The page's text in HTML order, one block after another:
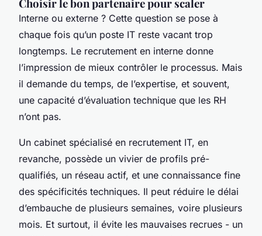
Choisir le bon partenaire pour scaler
Interne ou externe ? Cette question se pose à
chaque fois qu’un poste IT reste vacant trop
longtemps. Le recrutement en interne donne
l’impression de mieux contrôler le processus. Mais
il demande du temps, de l’expertise, et souvent,
une capacité d’évaluation technique que les RH
n’ont pas.
Un cabinet spécialisé en recrutement IT, en
revanche, possède un vivier de profils pré-
qualifiés, un réseau actif, et une connaissance fine
des spécificités techniques. Il peut réduire le délai
d’embauche de plusieurs semaines, voire plusieurs
mois. Et surtout, il évite les mauvaises recrues - un